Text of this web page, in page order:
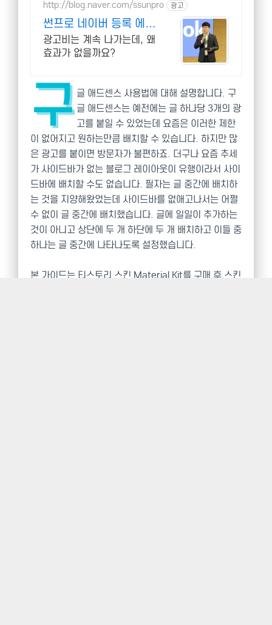
는 방법을 전자책과 동영상
으로 초보자도 쉽게 배워요!
http://blog.naver.com/ssunpro 광고
썬프로 네이버 등록 에이
전시
광고비는 계속 나가는데, 왜
효과가 없을까요?
구 글 애드센스 사용법에 대해 설명합니다. 구
글 애드센스는 예전에는 글 하나당 3개의 광
고를 붙일 수 있었는데 요즘은 이러한 제한
이 없어지고 원하는만큼 배치할 수 있습니다. 하지만 많
은 광고를 붙이면 방문자가 불편하죠. 더구나 요즘 추세
가 사이드바가 없는 블로그 레이아웃이 유행이라서 사이
드바에 배치할 수도 없습니다. 필자는 글 중간에 배치하
는 것을 지양해왔었는데 사이드바를 없애고나서는 어쩔
수 없이 글 중간에 배치했습니다. 글에 일일이 추가하는
것이 아니고 상단에 두 개 하단에 두 개 배치하고 이들 중
하나는 글 중간에 나타나도록 설정했습니다.
본 가이드는 티스토리 스킨 Material Kit를 구매 후 스킨